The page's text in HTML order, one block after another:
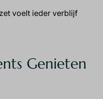
voelt ieder verblijf
Genieten